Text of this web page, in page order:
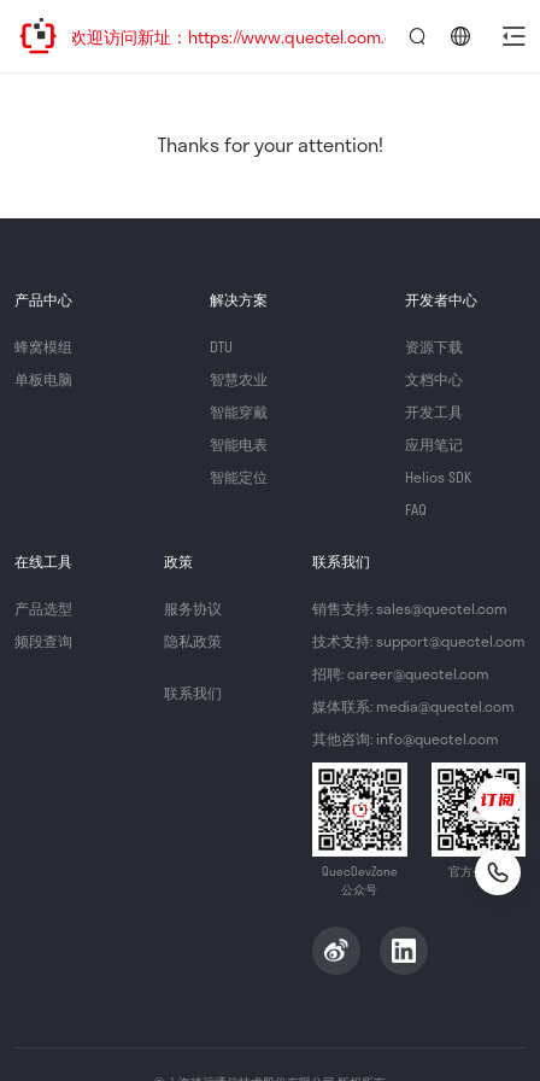
迁移，欢迎访问新址：https://www.quectel.com.cn
Thanks for your attention!
产品中心
蜂窝模组
单板电脑
解决方案
DTU
智慧农业
智能穿戴
智能电表
智能定位
开发者中心
资源下载
文档中心
开发工具
应用笔记
Helios SDK
FAQ
在线工具
产品选型
频段查询
政策
服务协议
隐私政策
联系我们
联系我们
销售支持: sales@quectel.com
技术支持: support@quectel.com
招聘: career@quectel.com
媒体联系: media@quectel.com
其他咨询: info@quectel.com
QuecDevZone
公众号
官方公众号